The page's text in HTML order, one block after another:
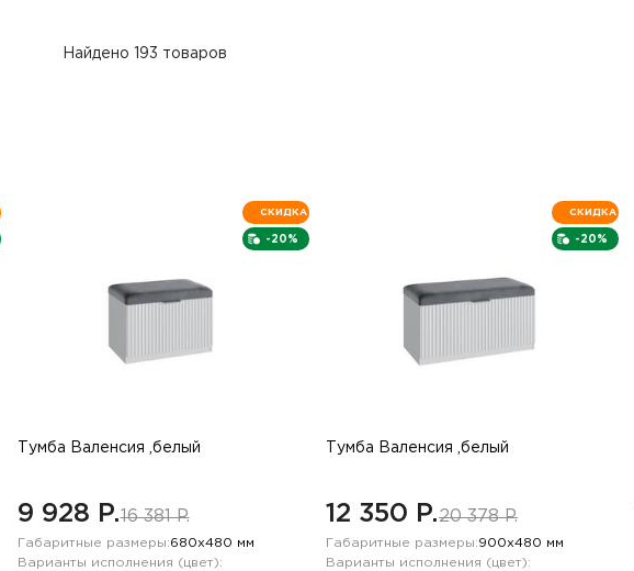
Найдено 193 товаров
-20%
СКИДКА
Тумба Валенсия ,белый
9 928 P.16 381 P.
Габаритные размеры:680х480 мм
Варианты исполнения (цвет):
-20%
СКИДКА
Тумба Валенсия ,белый
12 350 P.20 378 P.
Габаритные размеры:900х480 мм
Варианты исполнения (цвет):